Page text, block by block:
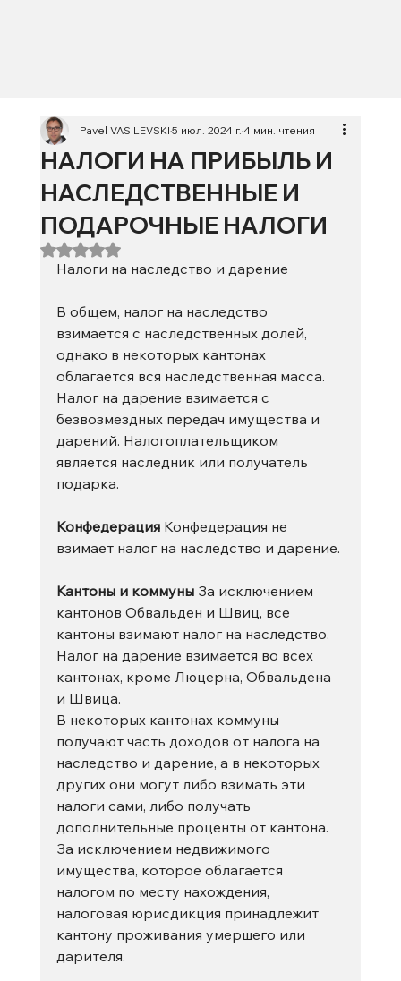
НАЛОГИ НА ПРИБЫЛЬ И
НАСЛЕДСТВЕННЫЕ И
ПОДАРОЧНЫЕ НАЛОГИ
Pavel VASILEVSKI5 июл. 2024 г. 4 мин. чтения
Оценка: не число из 5 звезд.
Налоги на наследство и дарение
В общем, налог на наследство
взимается с наследственных долей,
однако в некоторых кантонах
облагается вся наследственная масса.
Налог на дарение взимается с
безвозмездных передач имущества и
дарений. Налогоплательщиком
является наследник или получатель
подарка.
Конфедерация Конфедерация не
взимает налог на наследство и дарение.
Кантоны и коммуны За исключением
кантонов Обвальден и Швиц, все
кантоны взимают налог на наследство.
Налог на дарение взимается во всех
кантонах, кроме Люцерна, Обвальдена
и Швица.
В некоторых кантонах коммуны
получают часть доходов от налога на
наследство и дарение, а в некоторых
других они могут либо взимать эти
налоги сами, либо получать
дополнительные проценты от кантона.
За исключением недвижимого
имущества, которое облагается
налогом по месту нахождения,
налоговая юрисдикция принадлежит
кантону проживания умершего или
дарителя.